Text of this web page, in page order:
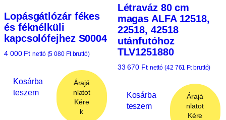
Lopásgátlózár fékes
és féknélküli
kapcsolófejhez S0004
4 000 Ft nettó (5 080 Ftbruttó)
Kosárba
teszem
Árajá
nlatot
Kére
k
Létraváz 80 cm
magas ALFA 12518,
22518, 42518
utánfutóhoz
TLV1251880
33 670 Ft nettó (42 761 Ftbruttó)
Kosárba
teszem
Árajá
nlatot
Kére